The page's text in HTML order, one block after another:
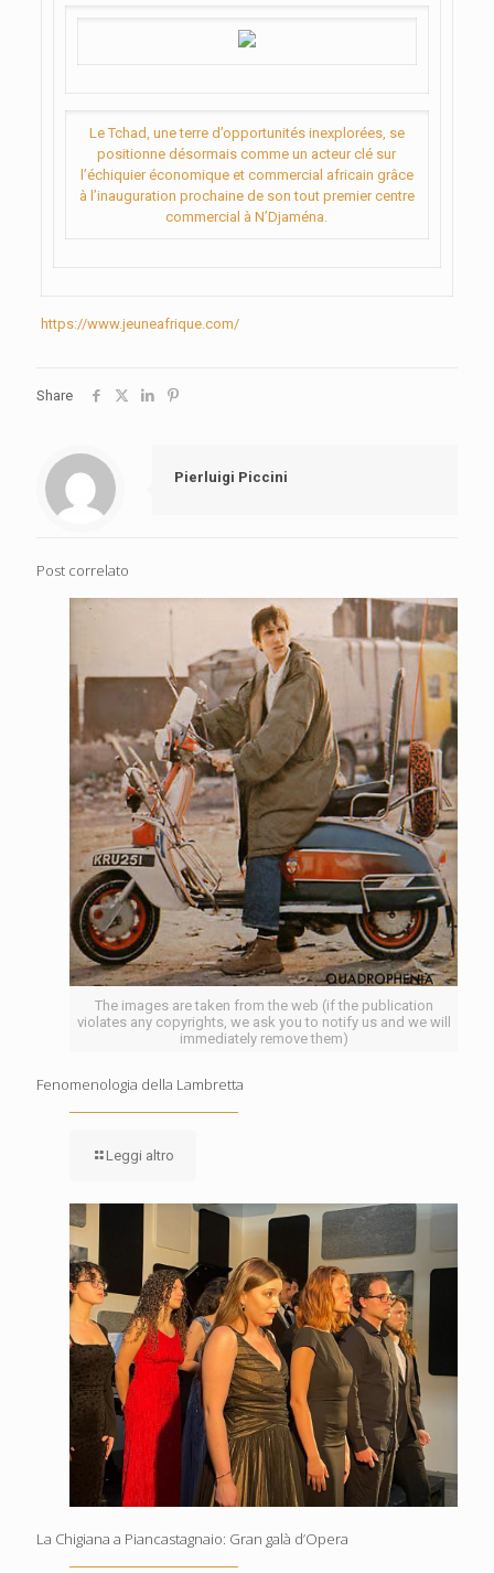
Le Tchad, une terre d’opportunités inexplorées, se
positionne désormais comme un acteur clé sur
l’échiquier économique et commercial africain grâce
à l’inauguration prochaine de son tout premier centre
commercial à N’Djaména.
https://www.jeuneafrique.com/
Share
Pierluigi Piccini
Post correlato
The images are taken from the web (if the publication
violates any copyrights, we ask you to notify us and we will
immediately remove them)
Fenomenologia della Lambretta
Leggi altro
La Chigiana a Piancastagnaio: Gran galà d’Opera